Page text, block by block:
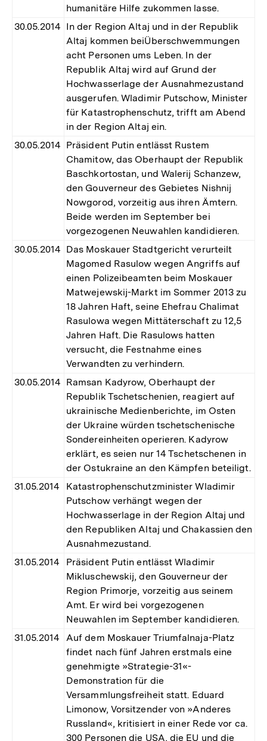
humanitäre Hilfe zukommen lasse.
30.05.2014 In der Region Altaj und in der Republik
Altaj kommen beiÜberschwemmungen
acht Personen ums Leben. In der
Republik Altaj wird auf Grund der
Hochwasserlage der Ausnahmezustand
ausgerufen. Wladimir Putschow, Minister
für Katastrophenschutz, trifft am Abend
in der Region Altaj ein.
30.05.2014 Präsident Putin entlässt Rustem
Chamitow, das Oberhaupt der Republik
Baschkortostan, und Walerij Schanzew,
den Gouverneur des Gebietes Nishnij
Nowgorod, vorzeitig aus ihren Ämtern.
Beide werden im September bei
vorgezogenen Neuwahlen kandidieren.
30.05.2014 Das Moskauer Stadtgericht verurteilt
Magomed Rasulow wegen Angriffs auf
einen Polizeibeamten beim Moskauer
Matwejewskij-Markt im Sommer 2013 zu
18 Jahren Haft, seine Ehefrau Chalimat
Rasulowa wegen Mittäterschaft zu 12,5
Jahren Haft. Die Rasulows hatten
versucht, die Festnahme eines
Verwandten zu verhindern.
30.05.2014 Ramsan Kadyrow, Oberhaupt der
Republik Tschetschenien, reagiert auf
ukrainische Medienberichte, im Osten
der Ukraine würden tschetschenische
Sondereinheiten operieren. Kadyrow
erklärt, es seien nur 14 Tschetschenen in
der Ostukraine an den Kämpfen beteiligt.
31.05.2014
Katastrophenschutzminister Wladimir
Putschow verhängt wegen der
Hochwasserlage in der Region Altaj und
den Republiken Altaj und Chakassien den
Ausnahmezustand.
31.05.2014
Präsident Putin entlässt Wladimir
Mikluschewskij, den Gouverneur der
Region Primorje, vorzeitig aus seinem
Amt. Er wird bei vorgezogenen
Neuwahlen im September kandidieren.
31.05.2014
Auf dem Moskauer Triumfalnaja-Platz
findet nach fünf Jahren erstmals eine
genehmigte »Strategie-31«-
Demonstration für die
Versammlungsfreiheit statt. Eduard
Limonow, Vorsitzender von »Anderes
Russland«, kritisiert in einer Rede vor ca.
300 Personen die USA, die EU und die